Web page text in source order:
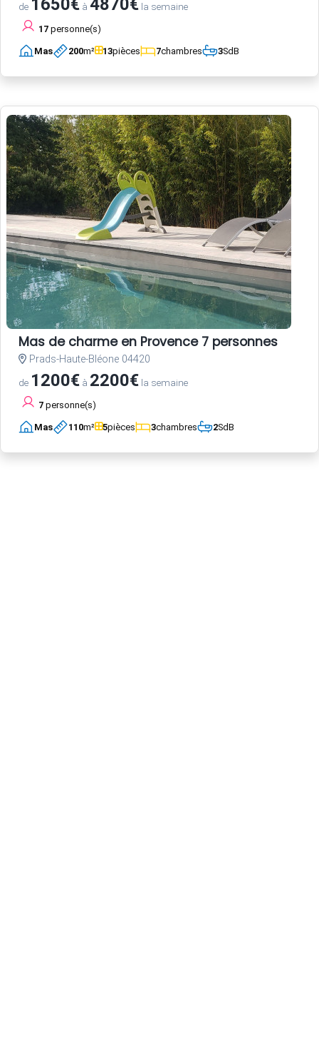
de 1650€ à 4870€ la semaine
17 personne(s)
Mas 200m² 13pièces 7chambres 3SdB
Mas de charme en Provence 7 personnes
Prads-Haute-Bléone 04420
de 1200€ à 2200€ la semaine
7 personne(s)
Mas 110m² 5pièces 3chambres 2SdB